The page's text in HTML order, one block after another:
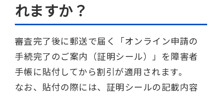
れますか？
審査完了後に郵送で届く「オンライン申請の
手続完了のご案内（証明シール）」を障害者
手帳に貼付してから割引が適用されます。
なお、貼付の際には、証明シールの記載内容